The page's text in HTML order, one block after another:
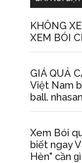
KHÔNG
XEM BÓI
GIÁ QUẢ
Việt Nam
ball.
Xem Bói
biết ngay
Hèn" cần